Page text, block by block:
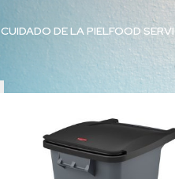
CUIDADO DE LA PIELFOOD
Productos etiquetados “gris”